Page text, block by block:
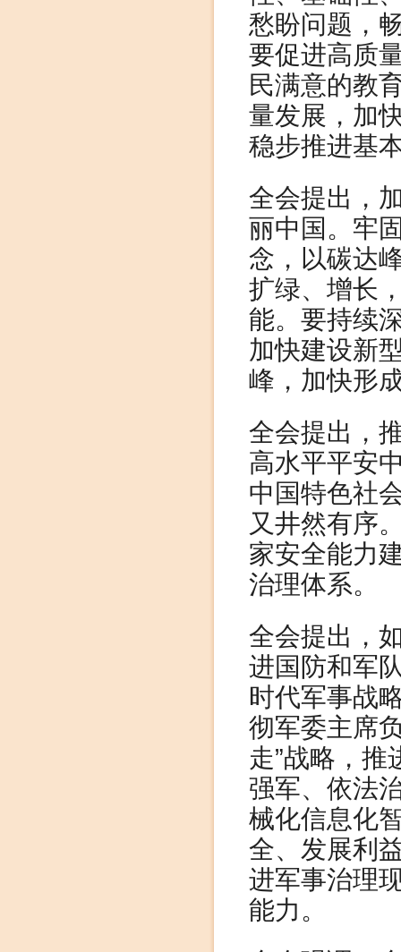
愁盼问题，
要促进高质
民满意的教
量发展，加
稳步推进基
全会提出，
丽中国。牢
念，以碳达
扩绿、增长
能。要持续
加快建设新
峰，加快形
全会提出，
高水平平安
中国特色社
又井然有序
家安全能力
治理体系。
全会提出，
进国防和军
时代军事战
彻军委主席
走”战略，
强军、依法
械化信息化
全、发展利
进军事治理
能力。